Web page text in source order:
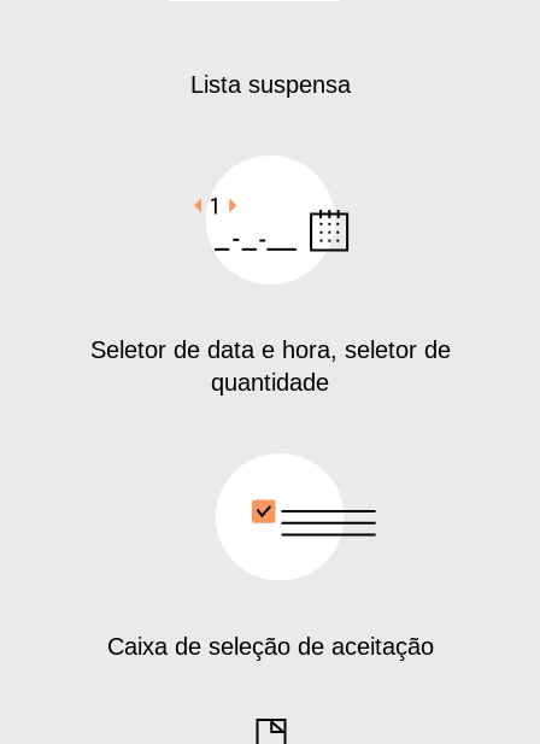
Lista suspensa
Seletor de data e hora, seletor de
quantidade
Caixa de seleção de aceitação